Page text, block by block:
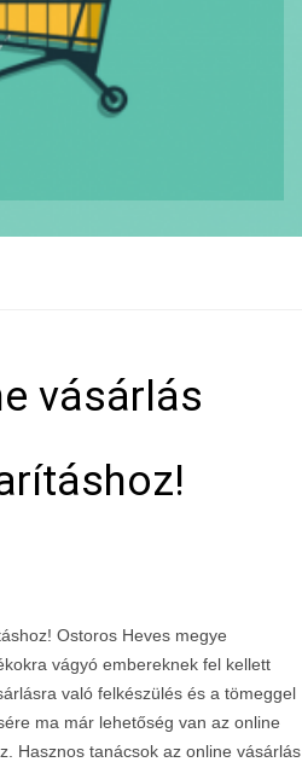
vásárlás
Ostoros Heves megye
vágyó embereknek fel kellett
való felkészülés és a tömeggel
ma már lehetőség van az online
Hasznos tanácsok az online vásárlás